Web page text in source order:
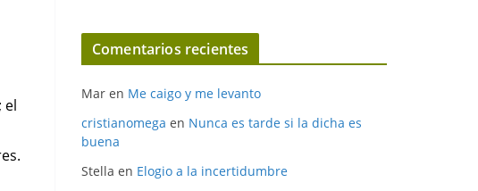
el
Comentarios recientes
Mar en Me caigo y me levanto
cristianomega en Nunca es tarde si la dicha es
buena
Stella en Elogio a la incertidumbre